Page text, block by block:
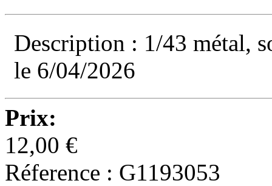
Description : 1/43 métal,
le 6/04/2026
Prix:
12,00 €
Réference : G1193053